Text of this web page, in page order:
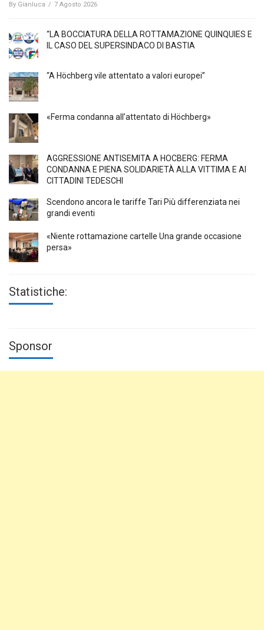
By Gianluca / 7 Agosto 2026
“LA BOCCIATURA DELLA ROTTAMAZIONE QUINQUIES E
IL CASO DEL SUPERSINDACO DI BASTIA
“A Höchberg vile attentato a valori europei”
«Ferma condanna all’attentato di Höchberg»
AGGRESSIONE ANTISEMITA A HÖCBERG: FERMA
CONDANNA E PIENA SOLIDARIETÀ ALLA VITTIMA E AI
CITTADINI TEDESCHI
Scendono ancora le tariffe Tari Più differenziata nei
grandi eventi
«Niente rottamazione cartelle Una grande occasione
persa»
Statistiche:
Sponsor